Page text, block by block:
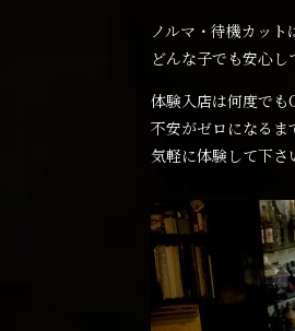
ノルマ・待機カット
どんな子でも安心
体験入店は何度で
不安がゼロになるま
気軽に体験して下さ